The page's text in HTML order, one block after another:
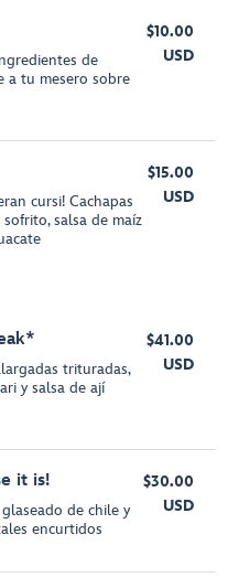
de
a tu mesero sobre
$10.00
USD
cursi! Cachapas
salsa de maíz
$15.00
USD
trituradas,
y salsa de ají
$41.00
USD
it is!
de chile y
encurtidos
$30.00
USD